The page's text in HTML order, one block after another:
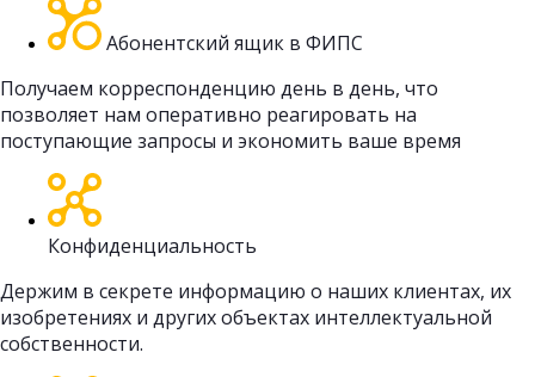
Абонентский ящик в ФИПС
Получаем корреспонденцию день в день, что
позволяет нам оперативно реагировать на
поступающие запросы и экономить ваше время
Конфиденциальность
Держим в секрете информацию о наших клиентах, их
изобретениях и других объектах интеллектуальной
собственности.